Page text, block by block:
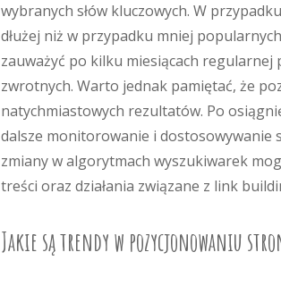
wybranych słów kluczowych. W
dłużej niż w przypadku mniej
zauważyć po kilku miesiącach
zwrotnych. Warto jednak pamiętać, że
natychmiastowych rezultatów. Po
dalsze monitorowanie i dostosowywanie
zmiany w algorytmach wyszukiwarek
treści oraz działania związane z link
Jakie są trendy w pozycjonowaniu